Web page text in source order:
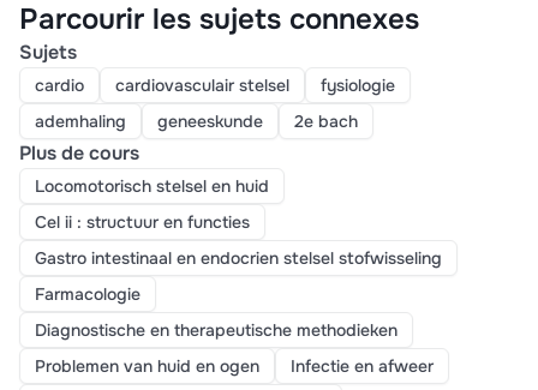
Parcourir les sujets connexes
Sujets
cardio cardiovasculair stelsel
fysiologie
ademhaling
geneeskunde 2e bach
Plus de cours
Locomotorisch stelsel en huid
Cel ii : structuur en functies
Gastro intestinaal en endocrien stelsel stofwisseling
Farmacologie
Diagnostische en therapeutische methodieken
Problemen van huid en ogen
Infectie en afweer